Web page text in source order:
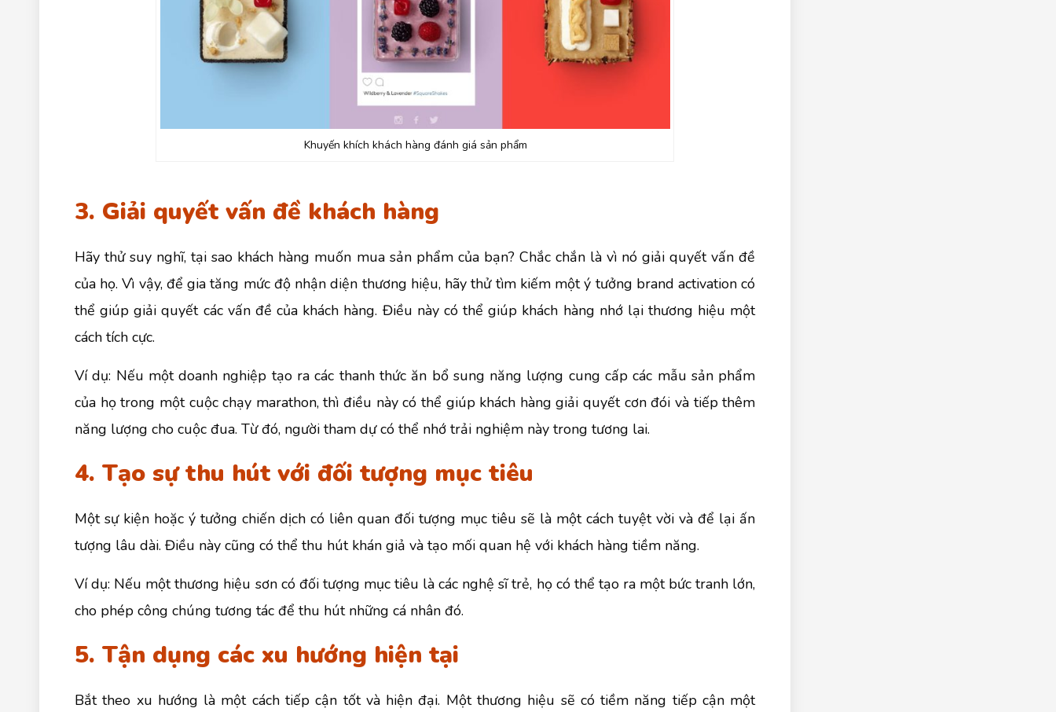
Khuyến khích khách hàng đánh giá sản phẩm
3. Giải quyết vấn đề khách hàng
Hãy thử suy nghĩ, tại sao khách hàng muốn mua sản phẩm của bạn? Chắc chắn là vì nó giải quyết vấn đề
của họ. Vì vậy, để gia tăng mức độ nhận diện thương hiệu, hãy thử tìm kiếm một ý tưởng brand activation có
thể giúp giải quyết các vấn đề của khách hàng. Điều này có thể giúp khách hàng nhớ lại thương hiệu một
cách tích cực.
Ví dụ: Nếu một doanh nghiệp tạo ra các thanh thức ăn bổ sung năng lượng cung cấp các mẫu sản phẩm
của họ trong một cuộc chạy marathon, thì điều này có thể giúp khách hàng giải quyết cơn đói và tiếp thêm
năng lượng cho cuộc đua. Từ đó, người tham dự có thể nhớ trải nghiệm này trong tương lai.
4. Tạo sự thu hút với đối tượng mục tiêu
Một sự kiện hoặc ý tưởng chiến dịch có liên quan đối tượng mục tiêu sẽ là một cách tuyệt vời và để lại ấn
tượng lâu dài. Điều này cũng có thể thu hút khán giả và tạo mối quan hệ với khách hàng tiềm năng.
Ví dụ: Nếu một thương hiệu sơn có đối tượng mục tiêu là các nghệ sĩ trẻ, họ có thể tạo ra một bức tranh lớn,
cho phép công chúng tương tác để thu hút những cá nhân đó.
5. Tận dụng các xu hướng hiện tại
Bắt theo xu hướng là một cách tiếp cận tốt và hiện đại. Một thương hiệu sẽ có tiềm năng tiếp cận một